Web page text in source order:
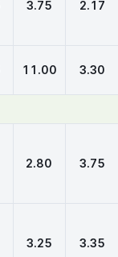
3.75 2.17
11.00 3.30
2.80 3.75
3.25 3.35